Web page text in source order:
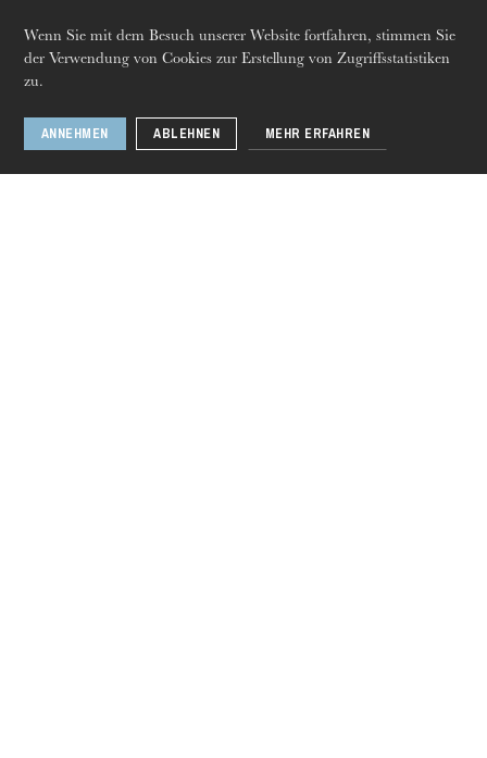
Wenn Sie mit dem Besuch unserer Website fortfahren, stimmen Sie
der Verwendung von Cookies zur Erstellung von Zugriffsstatistiken
zu.
ANNEHMEN ABLEHNEN MEHR ERFAHREN
Redécouvrir Der Freischütz